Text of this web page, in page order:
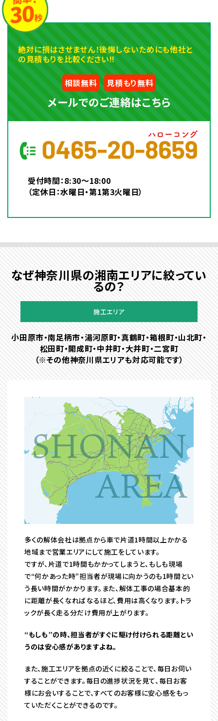
絶対に損はさせません！後悔しないためにも他社と
の見積もりを比較ください!!
相談無料 見積もり無料
メールでのご連絡はこちら
受付時間：8:30～18:00
（定休日：水曜日・第1第3火曜日）
なぜ神奈川県の湘南エリアに絞ってい
るの？
施工エリア
小田原市・南足柄市・湯河原町・真鶴町・箱根町・山北町・
松田町・開成町・中井町・大井町・二宮町
（※その他神奈川県エリアも対応可能です）
多くの解体会社は拠点から車で片道1時間以上かかる
地域まで営業エリアにして施工をしています。
ですが、片道で1時間もかかってしまうと、もしも現場
で“何かあった時”担当者が現場に向かうのも1時間とい
う長い時間がかかります。また、解体工事の場合基本的
に距離が長くなればなるほど、費用は高くなります。トラ
ックが長く走る分だけ費用が上がります。
“もしも”の時、担当者がすぐに駆け付けられる距離とい
うのは安心感がありますよね。
また、施工エリアを拠点の近くに絞ることで、毎日お伺い
することができます。毎日の進捗状況を見て、毎日お客
様にお会いすることで、すべてのお客様に安心感をもっ
ていただくことができるのです。